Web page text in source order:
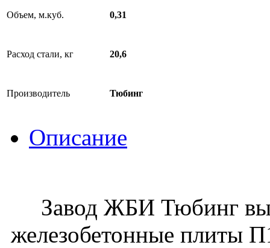
Объем, м.куб. 0,31
Расход стали, кг 20,6
Производитель Тюбинг
Описание
Завод ЖБИ Тюбинг
железобетонные плиты